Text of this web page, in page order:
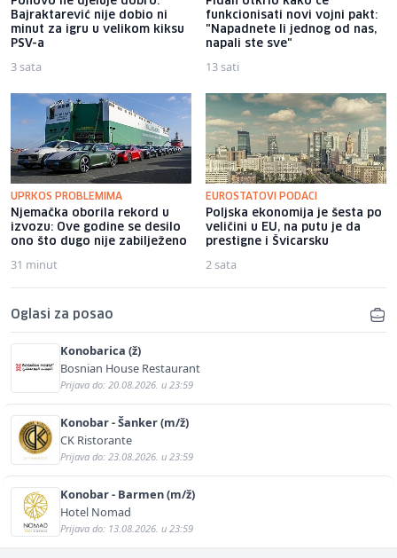
Bajraktarević nije dobio ni
minut za igru u velikom kiksu
PSV-a
3 sata
funkcionisati novi vojni pakt:
"Napadnete li jednog od nas,
napali ste sve"
13 sati
UPRKOS PROBLEMIMA
Njemačka oborila rekord u
izvozu: Ove godine se desilo
ono što dugo nije zabilježeno
31 minut
EUROSTATOVI PODACI
Poljska ekonomija je šesta po
veličini u EU, na putu je da
prestigne i Švicarsku
2 sata
Oglasi za posao
Konobarica (ž)
Bosnian House Restaurant
Prijava do: 20.08.2026. u 23:59
Konobar - Šanker (m/ž)
CK Ristorante
Prijava do: 23.08.2026. u 23:59
Konobar - Barmen (m/ž)
Hotel Nomad
Prijava do: 13.08.2026. u 23:59